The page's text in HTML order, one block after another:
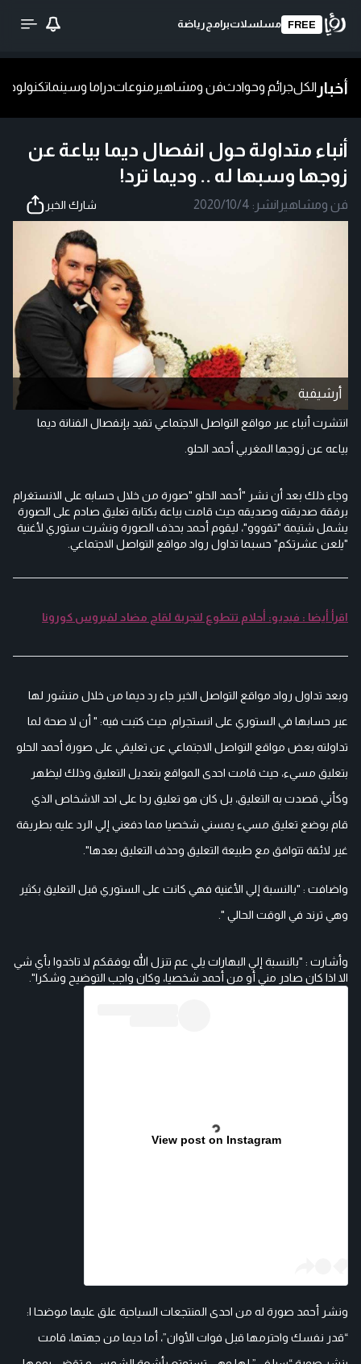
FREE مسلسلاتبرامج رياضة
أخبار الكلجرائم وحوادثفن ومشاهير منوعاتدراما وسينماتكنولوجيا
أنباء متداولة حول انفصال ديما بياعة عن
زوجها وسبها له .. وديما ترد!
فن ومشاهير |نشر: 2020/10/4 شارك الخبر
أرشيفية
انتشرت أنباء عبر مواقع التواصل الاجتماعي تفيد بإنفصال الفنانة ديما
بياعه عن زوجها المغربي أحمد الحلو.
وجاء ذلك بعد أن نشر "أحمد الحلو "صورة من خلال حسابه على الانستغرام
برفقة صديقته وصديقه حيث قامت بياعة بكتابة تعليق صادم على الصورة
يشمل شتيمة "تفووو"، ليقوم أحمد بحذف الصورة ونشرت ستوري لأغنية
"يلعن عشرتكم" حسبما تداول رواد مواقع التواصل الاجتماعي.
اقرأ أيضا : فيديو: أحلام تتطوع لتجربة لقاح مضاد لفيروس كورونا
وبعد تداول رواد مواقع التواصل الخبر جاء رد ديما من خلال منشور لها
عبر حسابها في الستوري على انستجرام، حيث كتبت فيه: " أن لا صحة لما
تداولته بعض مواقع التواصل الاجتماعي عن تعليقي على صورة أحمد الحلو
بتعليق مسيء، حيث قامت احدى المواقع بتعديل التعليق وذلك ليظهر
وكأني قصدت به التعليق، بل كان هو تعليق ردا على احد الاشخاص الذي
قام بوضع تعليق مسيء يمسني شخصيا مما دفعني إلي الرد عليه بطريقة
غير لائقة تتوافق مع طبيعة التعليق وحذف التعليق بعدها".
واضافت : "بالنسبة إلي الأغنية فهي كانت على الستوري قبل التعليق بكثير
وهي ترند في الوقت الحالي ".
وأشارت : "بالنسبة إلي البهارات يلي عم تنزل الله يوفقكم لا تاخدوا بأي شي
الا اذا كان صادر مني أو من أحمد شخصيا، وكان واجب التوضيح وشكرا".
View post on Instagram
ونشر أحمد صورة له من احدى المنتجعات السياحية علق عليها موضحا ا:
“قدر نفسك واحترمها قبل فوات الأوان”، أما ديما من جهتها، قامت